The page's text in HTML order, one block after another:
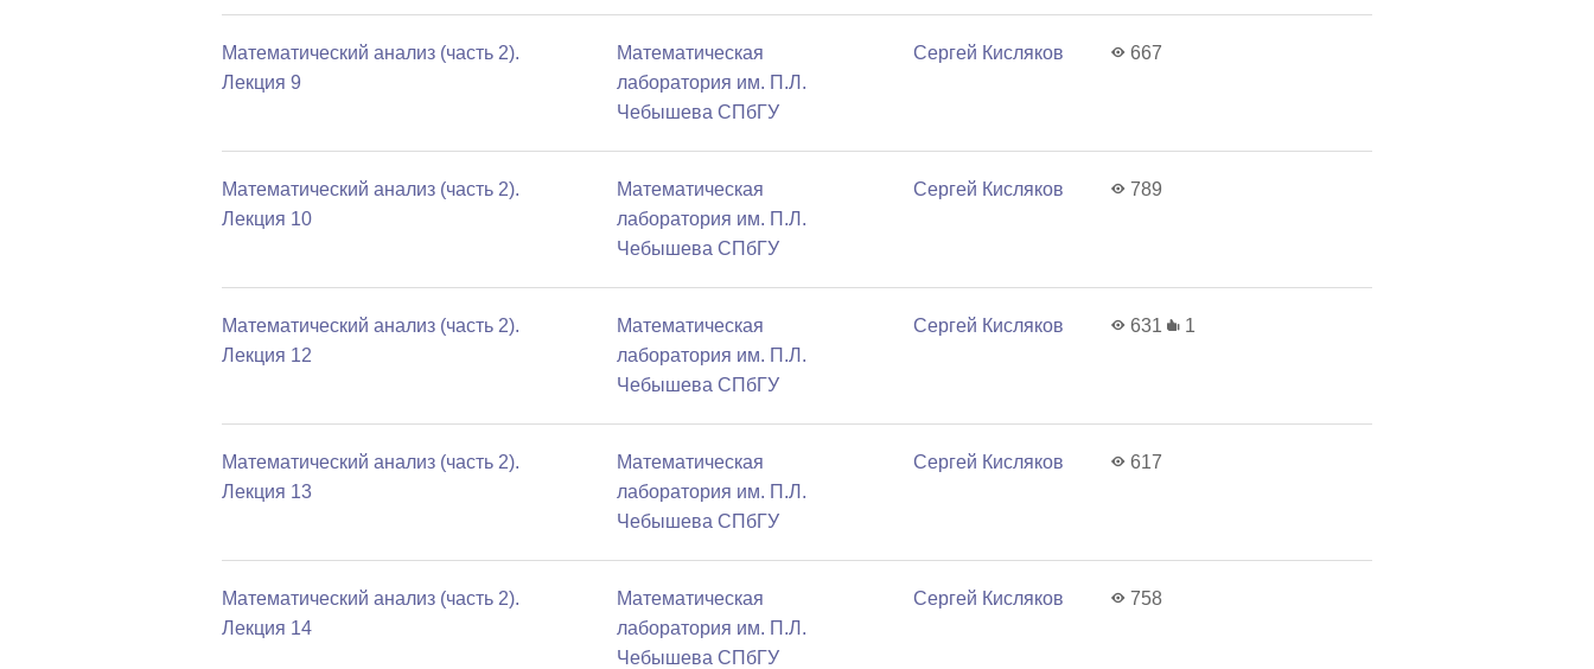
Математический анализ (часть 2).
Лекция 9
Математичеcкая
лаборатория им. П.Л.
Чебышева СПбГУ
Сергей Кисляков 667
Математический анализ (часть 2).
Лекция 10
Математичеcкая
лаборатория им. П.Л.
Чебышева СПбГУ
Сергей Кисляков 789
Математический анализ (часть 2).
Лекция 12
Математичеcкая
лаборатория им. П.Л.
Чебышева СПбГУ
Сергей Кисляков 631 1
Математический анализ (часть 2).
Лекция 13
Математичеcкая
лаборатория им. П.Л.
Чебышева СПбГУ
Сергей Кисляков 617
Математический анализ (часть 2).
Лекция 14
Математичеcкая
лаборатория им. П.Л.
Чебышева СПбГУ
Сергей Кисляков 758